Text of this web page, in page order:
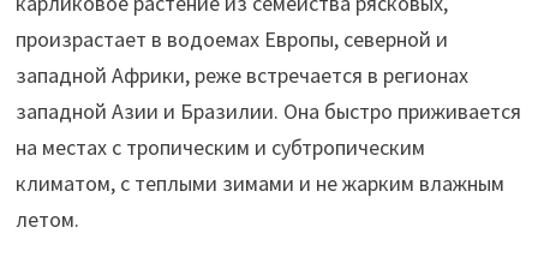
произрастает в водоемах Европы, северной и
западной Африки, реже встречается в регионах
западной Азии и Бразилии. Она быстро приживается
на местах с тропическим и субтропическим
климатом, с теплыми зимами и не жарким влажным
летом.